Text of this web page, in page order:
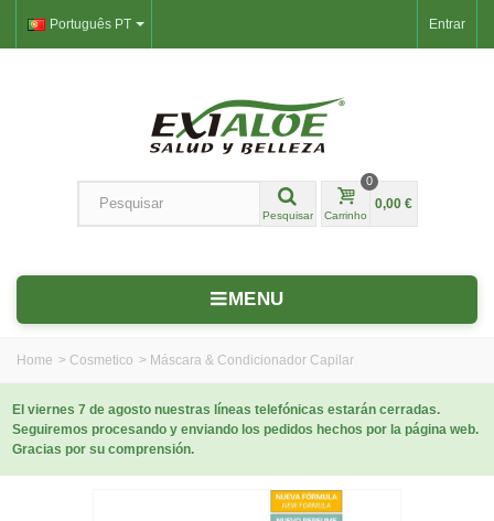
Entrar
Português PT
Pesquisar Carrinho
0
0,00 €
MENU
Home > Cosmetico > Máscara & Condicionador Capilar
El viernes 7 de agosto nuestras líneas telefónicas estarán cerradas.
Seguiremos procesando y enviando los pedidos hechos por la página web.
Gracias por su comprensión.